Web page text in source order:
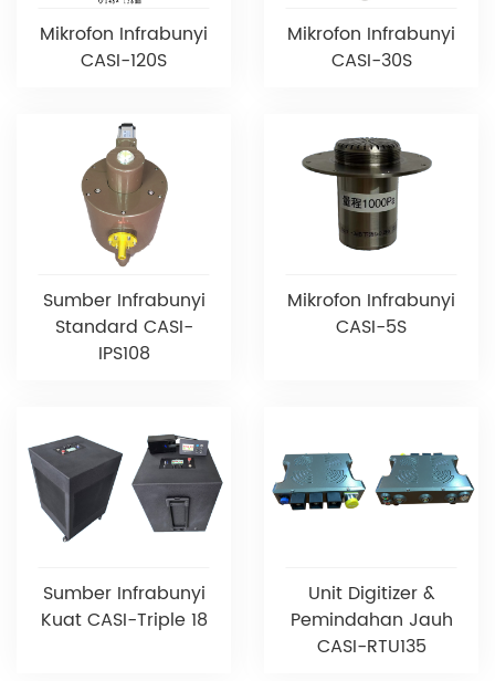
Mikrofon Infrabunyi
CASI-120S
Mikrofon Infrabunyi
CASI-30S
Sumber Infrabunyi
Standard CASI-
IPS108
Mikrofon Infrabunyi
CASI-5S
Sumber Infrabunyi
Kuat CASI-Triple 18
Unit Digitizer &
Pemindahan Jauh
CASI-RTU135